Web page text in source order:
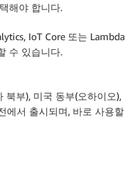
해야 합니다.
IoT Core 또는 Lambda
수 있습니다.
북부), 미국 동부(오하이오),
에서 출시되며, 바로 사용할